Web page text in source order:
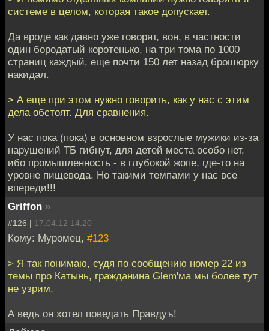
системе в целом, которая такое допускает.
Да вроде как давно уже говорят, вон, в частности
один бородатый коротенько, на три тома по 1000
страниц каждый, еще почти 150 лет назад брошюрку
накидал.
> А еще при этом нужно говорить, как у нас с этим
дела обстоят. Для сравнения.
У нас пока (пока) в основном взрослые мужики из-за
нарушений ТБ гибнут, для детей места особо нет,
ибо промышленность - в глубокой жопе, где-то на
уровне пищевода. Но такими темпами у нас все
впереди!!!
Griffon »
#126 | 17.04.12 14:20
Кому: Муромец, #123
> Я так понимаю, судя по сообщению номер 22 из
темы про Катынь, гражданина Glem'ма мы более тут
не узрим.
А ведь он хотел поведать Правдуъ!